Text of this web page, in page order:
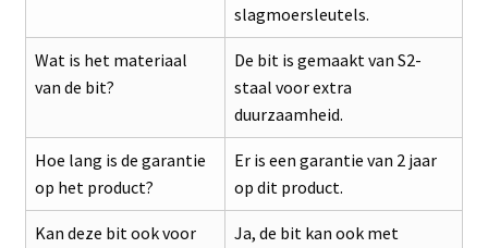
slagmoersleutels.
Wat is het materiaal
van de bit?
De bit is gemaakt van S2-
staal voor extra
duurzaamheid.
Hoe lang is de garantie
op het product?
Er is een garantie van 2 jaar
op dit product.
Kan deze bit ook voor
Ja, de bit kan ook met